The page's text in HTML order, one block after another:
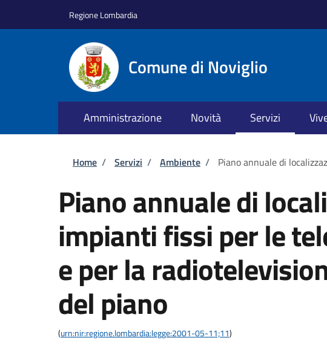
Regione Lombardia
Comune di Noviglio
Amministrazione Novità Servizi
Briciole di pane
Home / Servizi / Ambiente / Piano annuale di
Piano annuale di
impianti fissi per le
e per la
del piano
(urn:nir:regione.lombardia:legge:2001-05-11;11)